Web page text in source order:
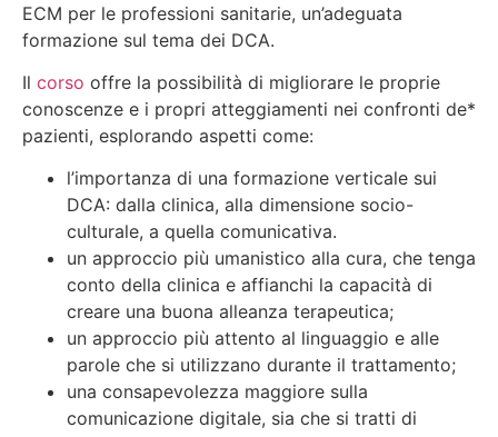
ECM per le professioni sanitarie, un’adeguata
formazione sul tema dei DCA.
Il corso offre la possibilità di migliorare le proprie
conoscenze e i propri atteggiamenti nei confronti de*
pazienti, esplorando aspetti come:
l’importanza di una formazione verticale sui
DCA: dalla clinica, alla dimensione socio-
culturale, a quella comunicativa.
un approccio più umanistico alla cura, che tenga
conto della clinica e affianchi la capacità di
creare una buona alleanza terapeutica;
un approccio più attento al linguaggio e alle
parole che si utilizzano durante il trattamento;
una consapevolezza maggiore sulla
comunicazione digitale, sia che si tratti di